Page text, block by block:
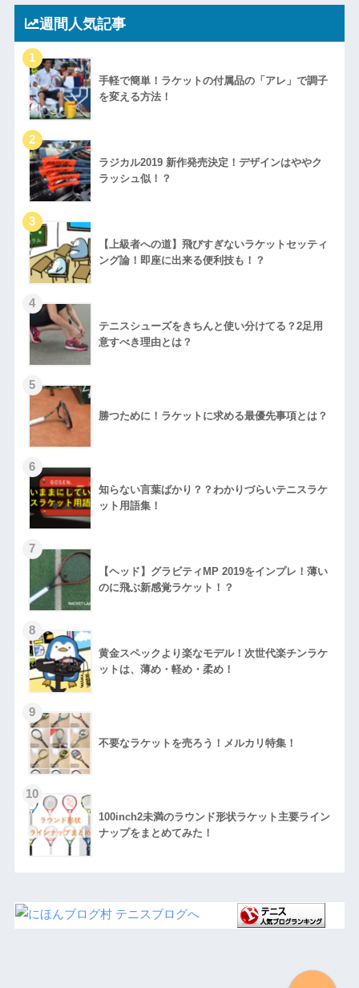
週間人気記事
手軽で簡単！ラケットの付属品の「アレ」で調子
を変える方法！
ラジカル2019 新作発売決定！デザインはややク
ラッシュ似！？
【上級者への道】飛びすぎないラケットセッティ
ング論！即座に出来る便利技も！？
テニスシューズをきちんと使い分けてる？2足用
意すべき理由とは？
勝つために！ラケットに求める最優先事項とは？
知らない言葉ばかり？？わかりづらいテニスラケ
ット用語集！
【ヘッド】グラビティMP 2019をインプレ！薄い
のに飛ぶ新感覚ラケット！？
黄金スペックより楽なモデル！次世代楽チンラケ
ットは、薄め・軽め・柔め！
不要なラケットを売ろう！メルカリ特集！
100inch2未満のラウンド形状ラケット主要ライン
ナップをまとめてみた！